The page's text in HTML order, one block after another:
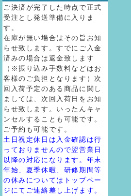
ご決済が完了した時点で正式
受注とし発送準備に入りま
す。
在庫が無い場合はその旨お知
らせ致します。すでにご入金
済みの場合は返金致します
（※振り込み手数料などはお
客様のご負担となります）次
回入荷予定のある商品に関し
ましては、次回入荷日をお知
らせ致します。いったんキャ
ンセルすることも可能です。
ご予約も可能です。
土日祝定休日は入金確認は行
っておりませんので翌営業日
以降の対応になります。年末
年始、夏季休暇、研修期間等
の休みについてはトップペー
ジにてご連絡差し上げます。